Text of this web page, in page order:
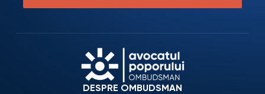
DESPRE OMBUDSMAN